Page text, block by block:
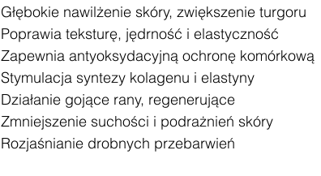
Głębokie nawilżenie skóry, zwiększenie turgoru
Poprawia teksturę, jędrność i elastyczność
Zapewnia antyoksydacyjną ochronę komórkową
Stymulacja syntezy kolagenu i elastyny
Działanie gojące rany, regenerujące
Zmniejszenie suchości i podrażnień skóry
Rozjaśnianie drobnych przebarwień